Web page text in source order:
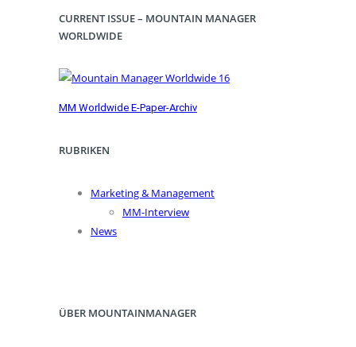
CURRENT ISSUE – MOUNTAIN MANAGER
WORLDWIDE
MM Worldwide E-Paper-Archiv
RUBRIKEN
Marketing & Management
MM-Interview
News
ÜBER MOUNTAINMANAGER